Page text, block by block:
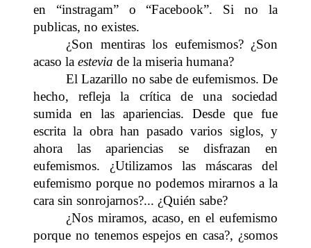
en “instragam” o “Facebook”. Si no la
publicas, no existes.
¿Son mentiras los eufemismos? ¿Son
acaso la estevia de la miseria humana?
El Lazarillo no sabe de eufemismos. De
hecho, refleja la crítica de una sociedad
sumida en las apariencias. Desde que fue
escrita la obra han pasado varios siglos, y
ahora las apariencias se disfrazan en
eufemismos. ¿Utilizamos las máscaras del
eufemismo porque no podemos mirarnos a la
cara sin sonrojarnos?... ¿Quién sabe?
¿Nos miramos, acaso, en el eufemismo
porque no tenemos espejos en casa?, ¿somos